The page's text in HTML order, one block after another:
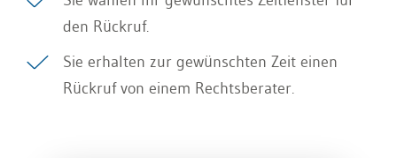
den Rückruf.
Sie erhalten zur gewünschten Zeit einen
Rückruf von einem Rechtsberater.